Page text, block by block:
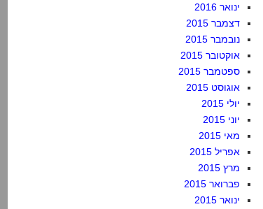
ינואר 2016
דצמבר 2015
נובמבר 2015
אוקטובר 2015
ספטמבר 2015
אוגוסט 2015
יולי 2015
יוני 2015
מאי 2015
אפריל 2015
מרץ 2015
פברואר 2015
ינואר 2015